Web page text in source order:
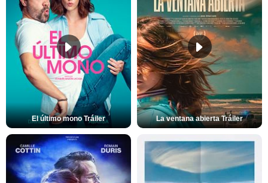
El último mono Tráiler La ventana abierta Tráiler